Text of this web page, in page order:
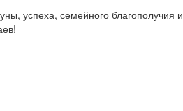
успеха, семейного благополучия и